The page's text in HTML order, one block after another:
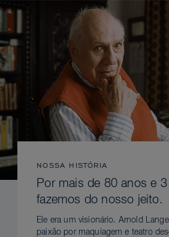
NOSSA HISTÓRIA
Por mais de 80 anos e
fazemos do nosso jeito.
Ele era um visionário. Arnold
paixão por maquiagem e teatro